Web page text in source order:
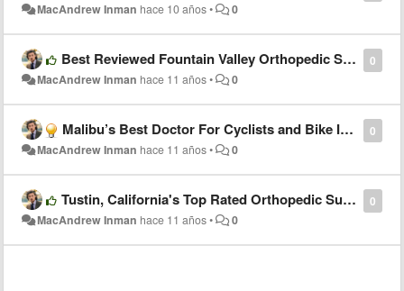
MacAndrew Inman hace 10 años• 0
0
Best Reviewed Fountain Valley Orthopedic Surgery Center by Howard Marans MD
MacAndrew Inman hace 11 años• 0
0
Malibu’s Best Doctor For Cyclists and Bike Injuries by Howard Marans MD
MacAndrew Inman hace 11 años• 0
0
Tustin, California's Top Rated Orthopedic Surgeon by Dr. Howard Marans
MacAndrew Inman hace 11 años• 0